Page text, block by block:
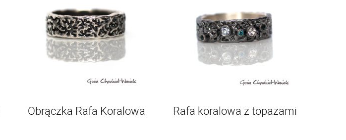
Obrączka Rafa Koralowa Rafa koralowa z topazami